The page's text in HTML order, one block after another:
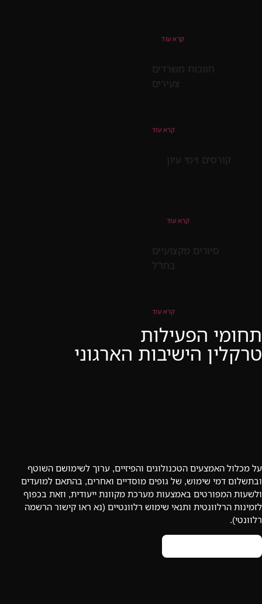
קרא עוד
חונכות משרדים
צעירים
קרא עוד
קורסים וימי עיון
קרא עוד
סיורים מקצועיים
בחו"ל
קרא עוד
תחומי הפעילות
טרקלין הישיבות הארגוני
על מכלול האמצעים הטכנולוגים והפיזיים, ערוך לשימושם השוטף
ובתשלום דמי שימוש, של גופים מוסדיים ואחרים, בהתאם למועדים
ולשעות המפורטים באמצעות מערכת מקוונת ייעודית, וזאת בכפוף
לזמינות הרלוונטית ותנאי שימוש רלוונטיים (נא ראו קישור הרשמה
רלוונטי).